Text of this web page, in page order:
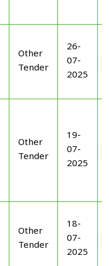
Other
Tender
26-
07-
2025
Other
Tender
19-
07-
2025
Other
Tender
18-
07-
2025